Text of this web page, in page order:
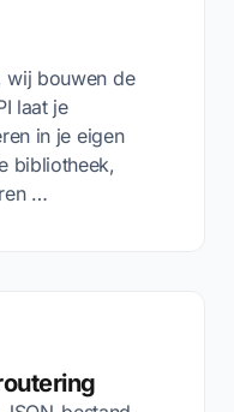
wij bouwen de
laat je
in je eigen
bibliotheek,
…